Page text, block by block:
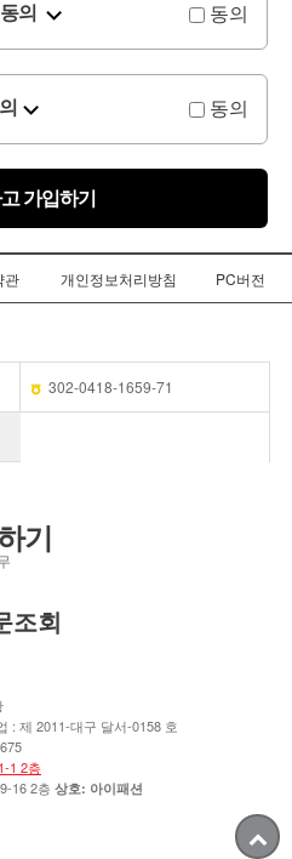
의 동의
동의
가입하기
관 개인정보처리방침 PC버전
302-0418-1659-71
기
조회
: 제 2011-대구 달서-0158 호
1 2층
16 2층 상호: 아이패션